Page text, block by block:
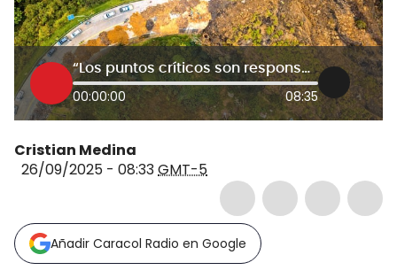
“Los puntos críticos son responsabilidad del Estado”: CCI sobre la vía al Llano
00:00:00 08:35
Cristian Medina
26/09/2025 - 08:33GMT-5
Añadir Caracol Radio en Google